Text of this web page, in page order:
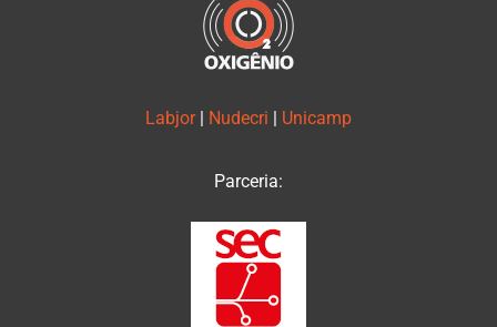
Labjor | Nudecri | Unicamp
Parceria: